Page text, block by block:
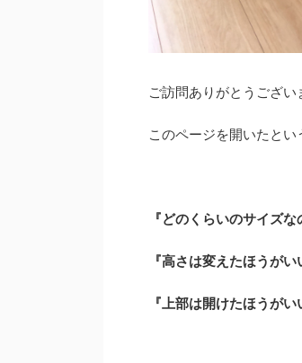
ご訪問ありがとうござ
このページを開いたとい
『どのくらいのサイズな
『高さは変えたほうがい
『上部は開けたほうがい